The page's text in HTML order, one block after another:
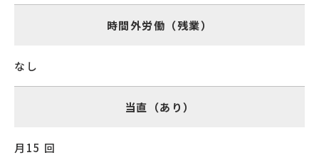
時間外労働（残業）
なし
当直（あり）
月15 回